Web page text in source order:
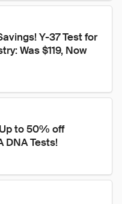
Y-37 Test for
Was $119, Now
to 50% off
DNA Tests!